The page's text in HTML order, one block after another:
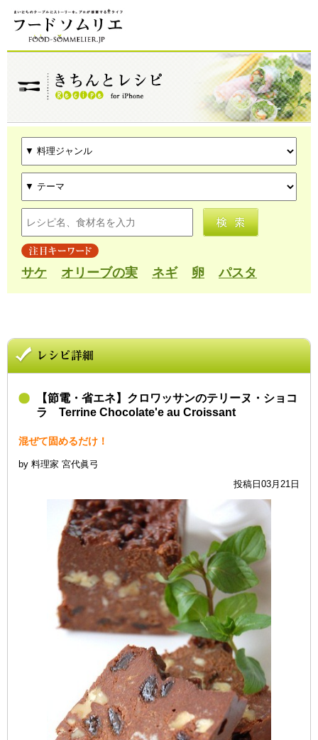
サケ オリーブの実 ネギ 卵 パスタ
【節電・省エネ】クロワッサンのテリーヌ・ショコ
ラ Terrine Chocolate'e au Croissant
混ぜて固めるだけ！
by 料理家 宮代眞弓
投稿日03月21日